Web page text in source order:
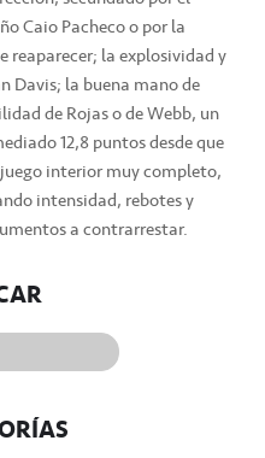
Caio Pacheco o por la
reaparecer; la explosividad y
Davis; la buena mano de
de Rojas o de Webb, un
12,8 puntos desde que
interior muy completo,
intensidad, rebotes y
a contrarrestar.